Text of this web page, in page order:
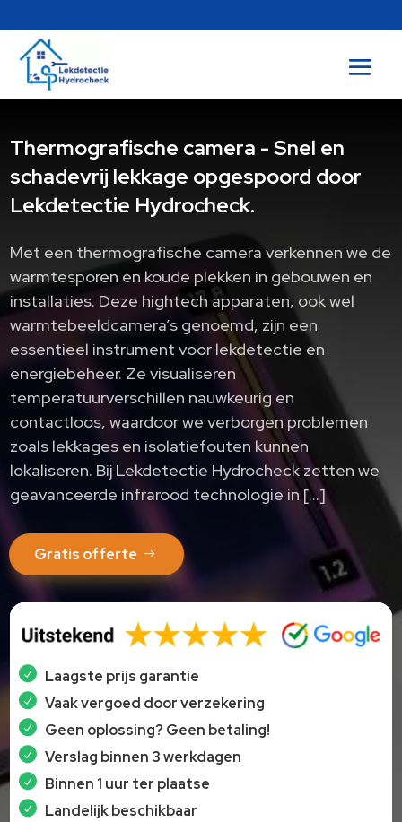
Thermografische camera - Snel en
schadevrij lekkage opgespoord door
Lekdetectie Hydrocheck.
Met een thermografische camera verkennen we de
warmtesporen en koude plekken in gebouwen en
installaties.​ Deze hightech apparaten, ook wel
warmtebeeldcamera’s genoemd, zijn een
essentieel instrument voor lekdetectie en
energiebeheer.​ Ze visualiseren
temperatuurverschillen nauwkeurig en
contactloos, waardoor we verborgen problemen
zoals lekkages en isolatiefouten kunnen
lokaliseren.​ Bij Lekdetectie Hydrocheck zetten we
geavanceerde infrarood technologie in […]
Gratis offerte
Laagste prijs garantie
Vaak vergoed door verzekering
Geen oplossing? Geen betaling!
Verslag binnen 3 werkdagen
Binnen 1 uur ter plaatse
Landelijk beschikbaar